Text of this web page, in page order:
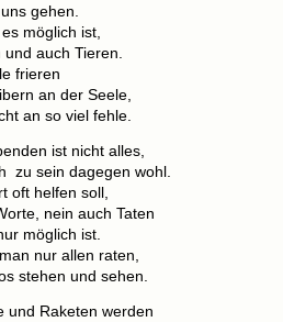
gehen.
möglich ist,
auch Tieren.
frieren
an der Seele,
an so viel fehle.
ist nicht alles,
zu sein dagegen wohl.
oft helfen soll,
nein auch Taten
möglich ist.
nur allen raten,
stehen und sehen.
und Raketen werden